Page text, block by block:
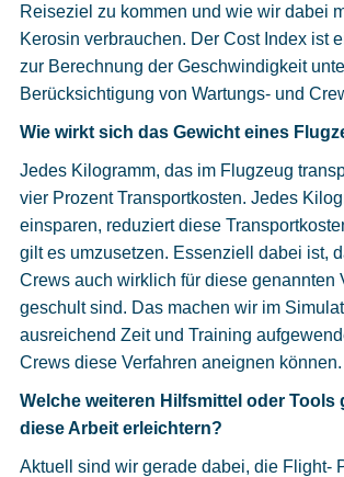
Reiseziel zu kommen und wie wir dabei
Kerosin verbrauchen. Der Cost Index ist
zur Berechnung der Geschwindigkeit
Berücksichtigung von Wartungs- und
Wie wirkt sich das Gewicht eines
Jedes Kilogramm, das im Flugzeug
vier Prozent Transportkosten. Jedes
einsparen, reduziert diese
gilt es umzusetzen. Essenziell dabei ist,
Crews auch wirklich für diese genannten
geschult sind. Das machen wir im
ausreichend Zeit und Training
Crews diese Verfahren aneignen können.
Welche weiteren Hilfsmittel oder Tools
diese Arbeit erleichtern?
Aktuell sind wir gerade dabei, die Flight-